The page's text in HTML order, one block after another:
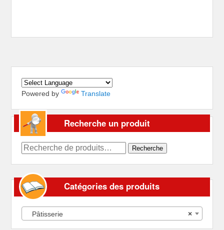
Powered by Translate
Recherche un produit
Recherche
Recherche
Catégories des produits
×
Pâtisserie